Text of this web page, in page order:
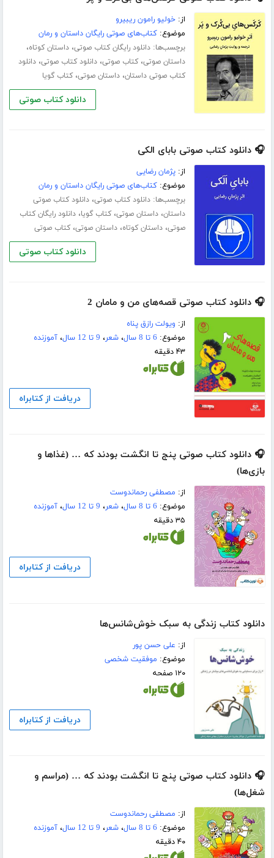
از:خولیو رامون ریبیرو
موضوع:کتاب‌های صوتی رایگان داستان و رمان
برچسب‌ها:دانلود رایگان کتاب صوتی،داستان کوتاه،
داستان صوتی،کتاب صوتی،دانلود کتاب صوتی،دانلود
کتاب صوتی داستان،داستان صوتی،کتاب گویا
دانلود کتاب صوتی
🎧 دانلود کتاب صوتی بابای الکی
از:پژمان رضایی
موضوع:کتاب‌های صوتی رایگان داستان و رمان
برچسب‌ها:دانلود کتاب صوتی،دانلود کتاب صوتی
داستان،داستان صوتی،کتاب گویا،دانلود رایگان کتاب
صوتی،داستان کوتاه،داستان صوتی،کتاب صوتی
دانلود کتاب صوتی
🎧 دانلود کتاب صوتی قصه‌های من و مامان 2
از: ویولت رازق پناه
موضوع: 6 تا 8 سال ،شعر، 9 تا 12 سال ،آموزنده
۴۳ دقیقه
دریافت از کتابراه
🎧 دانلود کتاب صوتی پنج تا انگشت بودند که … (غذاها و
بازی‌ها)
از: مصطفی رحماندوست
موضوع: 6 تا 8 سال ،شعر، 9 تا 12 سال ،آموزنده
۳۵ دقیقه
دریافت از کتابراه
دانلود کتاب زندگی به سبک خوش‌شانس‌ها
از: علی حسن پور
موضوع: موفقیت شخصی
۱۲۰ صفحه
دریافت از کتابراه
🎧 دانلود کتاب صوتی پنج تا انگشت بودند که … (مراسم و
شغل‌ها)
از: مصطفی رحماندوست
موضوع: 6 تا 8 سال ،شعر، 9 تا 12 سال ،آموزنده
۴۰ دقیقه